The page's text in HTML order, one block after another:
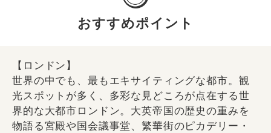
おすすめポイント
【ロンドン】
世界の中でも、最もエキサイティングな都市。観
光スポットが多く、多彩な見どころが点在する世
界的な大都市ロンドン。大英帝国の歴史の重みを
物語る宮殿や国会議事堂、繁華街のピカデリー・